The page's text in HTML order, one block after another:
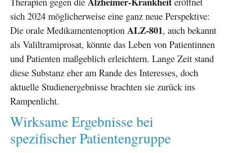
sich 2024 möglicherweise eine ganz neue Perspektive:
Die orale Medikamentenoption ALZ-801, auch bekannt
als Valiltramiprosat, könnte das Leben von Patientinnen
und Patienten maßgeblich erleichtern. Lange Zeit stand
diese Substanz eher am Rande des Interesses, doch
aktuelle Studienergebnisse brachten sie zurück ins
Rampenlicht.
Wirksame Ergebnisse bei
spezifischer Patientengruppe